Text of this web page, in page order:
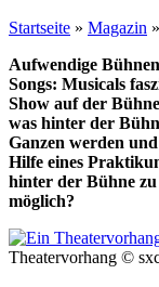
Startseite » Magazin »
Aufwendige
Songs: Musicals
Show auf der
was hinter der
Ganzen werden
Hilfe eines
hinter der Bühne
möglich?
Theatervorhang ©